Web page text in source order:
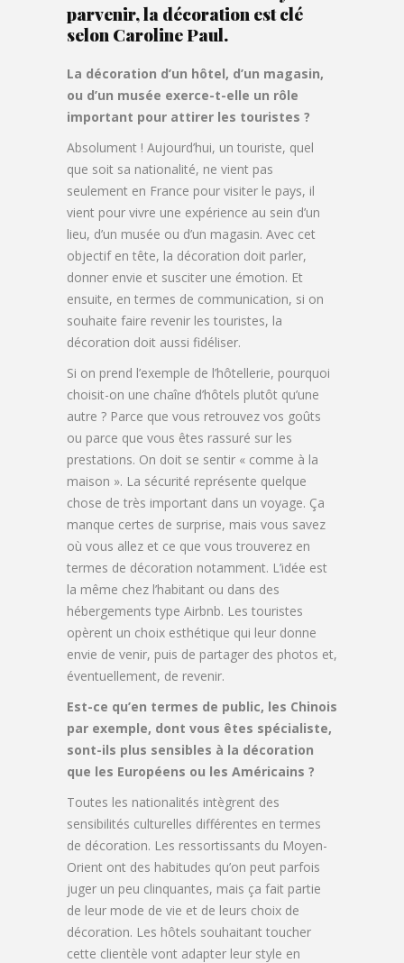
parvenir, la décoration est clé
selon Caroline Paul.
La décoration d’un hôtel, d’un magasin,
ou d’un musée exerce-t-elle un rôle
important pour attirer les touristes ?
Absolument ! Aujourd’hui, un touriste, quel
que soit sa nationalité, ne vient pas
seulement en France pour visiter le pays, il
vient pour vivre une expérience au sein d’un
lieu, d’un musée ou d’un magasin. Avec cet
objectif en tête, la décoration doit parler,
donner envie et susciter une émotion. Et
ensuite, en termes de communication, si on
souhaite faire revenir les touristes, la
décoration doit aussi fidéliser.
Si on prend l’exemple de l’hôtellerie, pourquoi
choisit-on une chaîne d’hôtels plutôt qu’une
autre ? Parce que vous retrouvez vos goûts
ou parce que vous êtes rassuré sur les
prestations. On doit se sentir « comme à la
maison ». La sécurité représente quelque
chose de très important dans un voyage. Ça
manque certes de surprise, mais vous savez
où vous allez et ce que vous trouverez en
termes de décoration notamment. L’idée est
la même chez l’habitant ou dans des
hébergements type Airbnb. Les touristes
opèrent un choix esthétique qui leur donne
envie de venir, puis de partager des photos et,
éventuellement, de revenir.
Est-ce qu’en termes de public, les Chinois
par exemple, dont vous êtes spécialiste,
sont-ils plus sensibles à la décoration
que les Européens ou les Américains ?
Toutes les nationalités intègrent des
sensibilités culturelles différentes en termes
de décoration. Les ressortissants du Moyen-
Orient ont des habitudes qu’on peut parfois
juger un peu clinquantes, mais ça fait partie
de leur mode de vie et de leurs choix de
décoration. Les hôtels souhaitant toucher
cette clientèle vont adapter leur style en